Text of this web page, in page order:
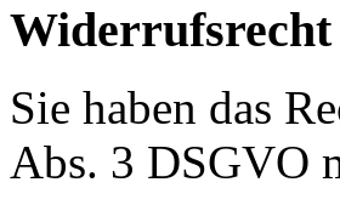
Widerrufsrecht
Sie haben das
Abs. 3 DSGVO